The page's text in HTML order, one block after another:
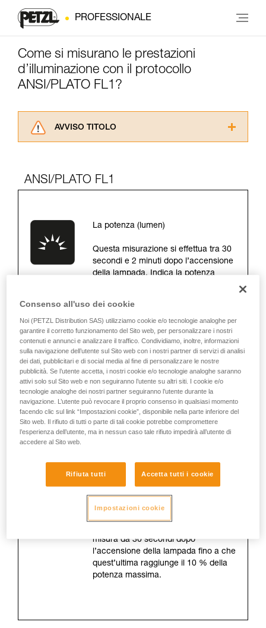
PROFESSIONALE
Come si misurano le prestazioni
d’illuminazione con il protocollo
ANSI/PLATO FL1?
AVVISO TITOLO
consultarlo. Dovete aver compreso le
informazioni dell’istruzione tecnica per poter
formazione ed un addestramento specifico.
capacità di rifare la manovra, da soli, in piena
sicurezza, prima di riprodurla autonomamente.
Forniamo esempi di tecniche relative alla vostra
ANSI/PLATO FL1
La potenza (lumen)
Questa misurazione si effettua tra 30
secondi e 2 minuti dopo l’accensione
della lampada. Indica la potenza
La distanza d’illuminazione (metri)
Si tratta della distanza massima tra la
lampada e il luogo in cui restano
soltanto 0,25 lux d’illuminazione. La
misurazione si fa all’accensione con
pile o batterie nuove. La distanza
d’illuminazione dipende direttamente
dalla potenza d’illuminazione, ma
misura da 30 secondi dopo
l’accensione della lampada fino a che
quest’ultima raggiunge il 10 % della
potenza massima.
Consenso all'uso dei cookie
Noi (PETZL Distribution SAS) utilizziamo cookie e/o tecnologie analoghe per
garantire il corretto funzionamento del Sito web, per personalizzare i nostri
contenuti e annunci e analizzare il traffico. Condividiamo, inoltre, informazioni
sulla navigazione dell’utente sul Sito web con i nostri partner di servizi di analisi
dei dati, pubblicitari e di social media al fine di personalizzare le nostre
pubblicità. Se l’utente accetta, i nostri cookie e/o tecnologie analoghe saranno
attivi solo sul Sito web e non seguiranno l’utente su altri siti. I cookie e/o
tecnologie analoghe dei nostri partner seguiranno l’utente durante la
navigazione. L’utente può revocare il proprio consenso in qualsiasi momento
facendo clic sul link “Impostazioni cookie”, disponibile nella parte inferiore del
Sito web. Il rifiuto di tutti o parte di tali cookie potrebbe compromettere
l’esperienza dell’utente, ma in nessun caso tale rifiuto impedirà all’utente di
accedere al Sito web.
Rifiuta tutti Accetta tutti i cookie
Impostazioni cookie